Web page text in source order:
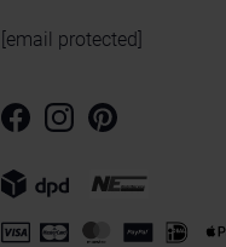
[email protected]